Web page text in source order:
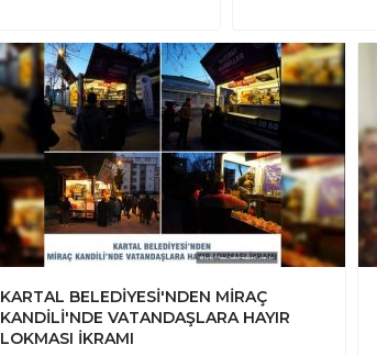
KARTAL BELEDİYESİ'NDEN MİRAÇ
KANDİLİ'NDE VATANDAŞLARA HAYIR
LOKMASI İKRAMI